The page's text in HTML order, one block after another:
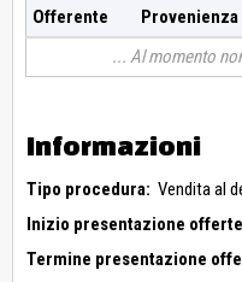
Offerente Provenienza
Al momento
Informazioni
Tipo procedura: Vendita al
Inizio presentazione
Termine presentazione